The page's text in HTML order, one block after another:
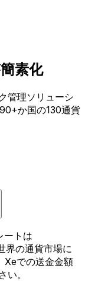
素化
管理ソリューシ
か国の130通貨
ートは
界の通貨市場に
Xeでの送金金額
い。